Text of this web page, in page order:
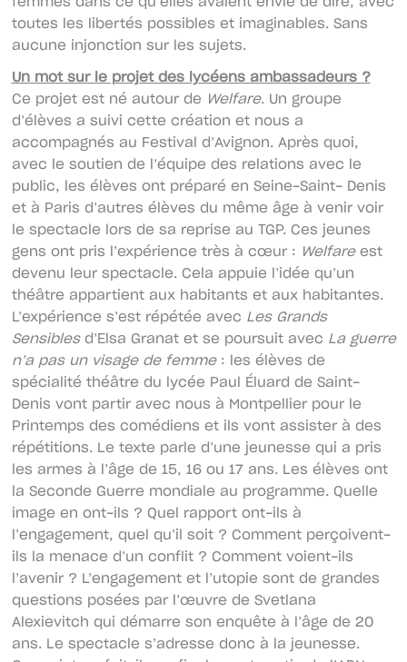
toutes les libertés possibles et imaginables. Sans
aucune injonction sur les sujets.
Un mot sur le projet des lycéens ambassadeurs ?
Ce projet est né autour de
Welfare. Un groupe
d’élèves a suivi cette création et nous a
accompagnés au Festival d’Avignon. Après quoi,
avec le soutien de l’équipe des relations avec le
public, les élèves ont préparé en Seine-Saint- Denis
et à Paris d’autres élèves du même âge à venir voir
le spectacle lors de sa reprise au TGP. Ces jeunes
gens ont pris l’expérience très à cœur :
Welfareest
devenu leur spectacle. Cela appuie l’idée qu’un
théâtre appartient aux habitants et aux habitantes.
L’expérience s’est répétée avec Les Grands
Sensiblesd’Elsa Granat et se poursuit avec La guerre
n’a pas un visage de femme : les élèves de
spécialité théâtre du lycée Paul Éluard de Saint-
Denis vont partir avec nous à Montpellier pour le
Printemps des comédiens et ils vont assister à des
répétitions. Le texte parle d’une jeunesse qui a pris
les armes à l’âge de 15, 16 ou 17 ans. Les élèves ont
la Seconde Guerre mondiale au programme. Quelle
image en ont-ils ? Quel rapport ont-ils à
l’engagement, quel qu’il soit ? Comment perçoivent-
ils la menace d’un conflit ? Comment voient-ils
l’avenir ? L’engagement et l’utopie sont de grandes
questions posées par l’œuvre de Svetlana
Alexievitch qui démarre son enquête à l’âge de 20
ans. Le spectacle s’adresse donc à la jeunesse.